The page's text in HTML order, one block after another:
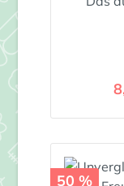
50 %